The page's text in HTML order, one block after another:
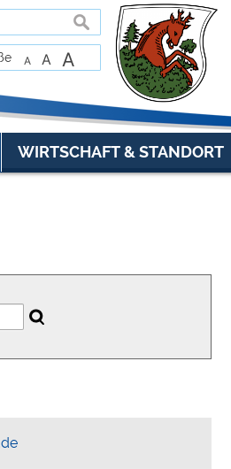
suchen
A A A
WIRTSCHAFT & STANDORT